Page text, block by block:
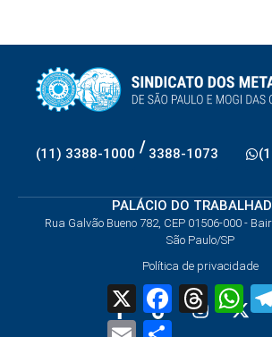
(11) 3388-1000 / 3388-1073
PALÁCIO DO
Rua Galvão Bueno 782, CEP 01506-000 -
São Paulo/SP
Política de privacidade
X FacebookThreads
Email